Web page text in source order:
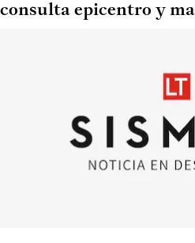
consulta epicentro y